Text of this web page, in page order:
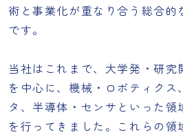
術と事業化が重なり合う総合的
です。
当社はこれまで、大学発・研
を中心に、機械・ロボティクス
タ、半導体・センサといった
を行ってきました。これらの領